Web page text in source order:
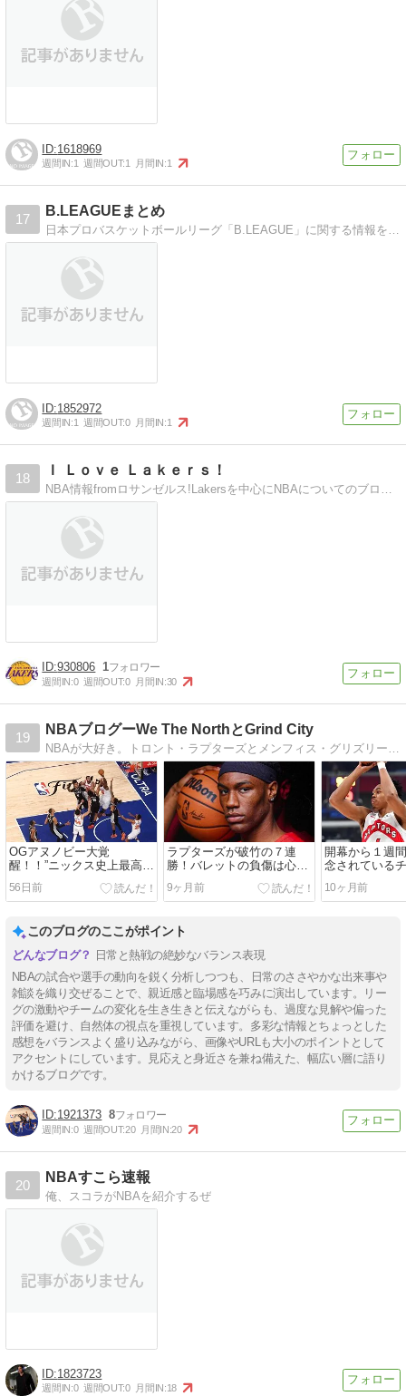
1618969
週間IN:1 週間OUT:1 月間IN:1
17
B.LEAGUEまとめ
日本プロバスケットボールリーグ「B.LEAGUE」に関する情報をまとめたブログです。
1852972
週間IN:1 週間OUT:0 月間IN:1
18
Ｉ Ｌｏｖｅ Ｌａｋｅｒｓ！
NBA情報fromロサンゼルス!Lakersを中心にNBAについてのブログ。日本では報道されない情報も。
930806 1
週間IN:0 週間OUT:0 月間IN:30
19
NBAブログーWe The NorthとGrind City
NBAが大好き。トロント・ラプターズとメンフィス・グリズリーズのことを中心に現地記事を和訳してお届けするブログ。シーズン中は観戦記が中心となっています。
OGアヌノビー大覚
醒！！”ニックス史上最高の
プレー”で29PTSビハインド
からの逆転で王手へ
56日前
ラプターズが破竹の７連
勝！バレットの負傷は心配
ながら…好調の要因の１つ
はベンチの好調か
9ヶ月前
開幕から１週
念されている
こ？心配＆期
ートを切った5
10ヶ月前
このブログのここがポイント
日常と熱戦の絶妙なバランス表現
NBAの試合や選手の動向を鋭く分析しつつも、日常のささやかな出来事や
雑談を織り交ぜることで、親近感と臨場感を巧みに演出しています。リー
グの激動やチームの変化を生き生きと伝えながらも、過度な見解や偏った
評価を避け、自然体の視点を重視しています。多彩な情報とちょっとした
感想をバランスよく盛り込みながら、画像やURLも大小のポイントとして
アクセントにしています。見応えと身近さを兼ね備えた、幅広い層に語り
かけるブログです。
1921373 8
週間IN:0 週間OUT:20 月間IN:20
20
NBAすこら速報
俺、スコラがNBAを紹介するぜ
1823723
週間IN:0 週間OUT:0 月間IN:18